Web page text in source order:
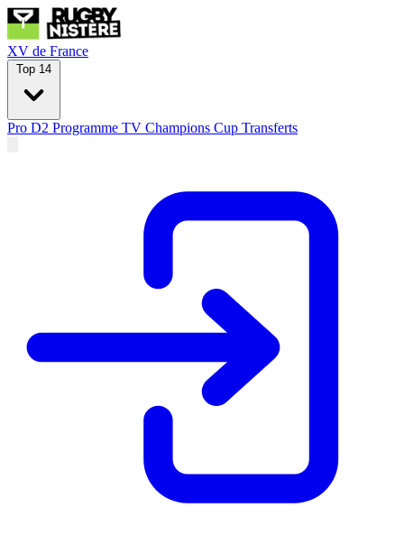
XV de France
Top 14
Pro D2 Programme TV Champions Cup Transferts